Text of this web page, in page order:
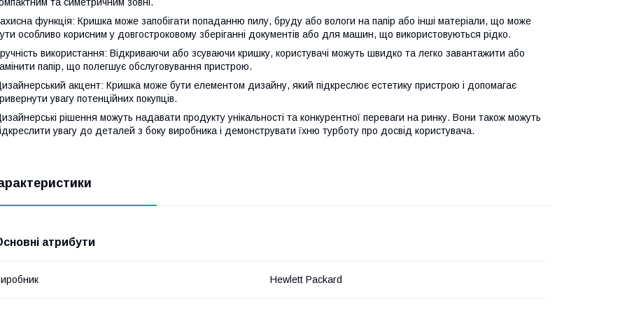
та симетричним зовні.
функція: Кришка може запобігати попаданню пилу, бруду або вологи на папір або інші матеріали, що може
особливо корисним у довгостроковому зберіганні документів або для машин, що використовуються рідко.
використання: Відкриваючи або зсуваючи кришку, користувачі можуть швидко та легко завантажити або
папір, що полегшує обслуговування пристрою.
акцент: Кришка може бути елементом дизайну, який підкреслює естетику пристрою і допомагає
увагу потенційних покупців.
рішення можуть надавати продукту унікальності та конкурентної переваги на ринку. Вони також можуть
увагу до деталей з боку виробника і демонструвати їхню турботу про досвід користувача.
атрибути
Hewlett Packard